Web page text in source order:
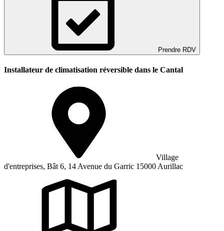
Prendre RDV
Installateur de climatisation réversible dans le Cantal
Village
d'entreprises, Bât 6, 14 Avenue du Garric 15000 Aurillac